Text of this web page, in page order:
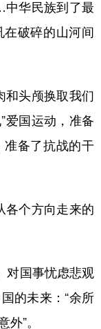
中华民族到了最
在破碎的山河间
头颅换取我们
爱国运动，准备
准备了抗战的干
个方向走来的
国事忧虑悲观
的未来：“余所
外”。